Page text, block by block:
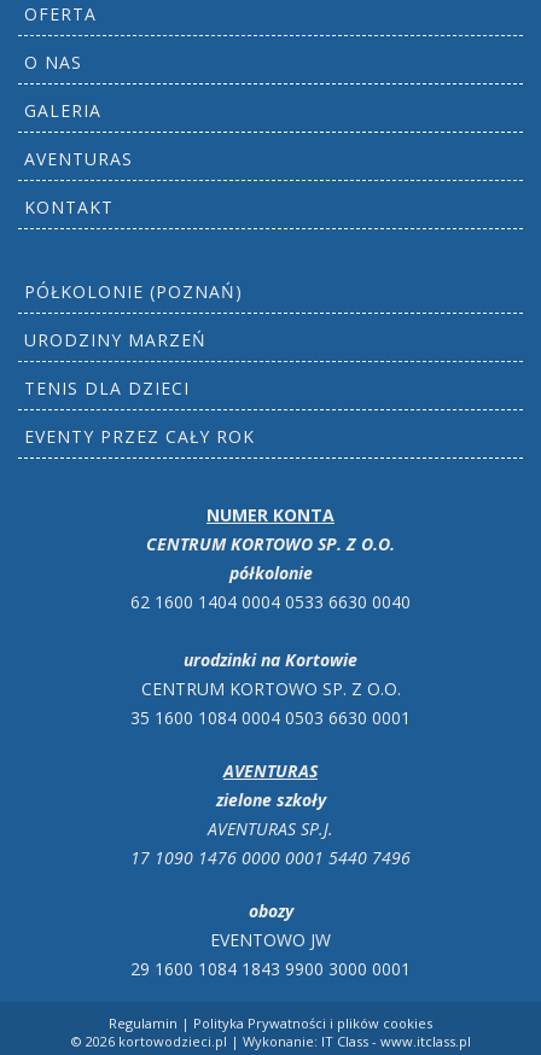
OFERTA
O NAS
GALERIA
AVENTURAS
KONTAKT
PÓŁKOLONIE (POZNAŃ)
URODZINY MARZEŃ
TENIS DLA DZIECI
EVENTY PRZEZ CAŁY ROK
NUMER KONTA
CENTRUM KORTOWO SP. Z O.O.
półkolonie
62 1600 1404 0004 0533 6630 0040
urodzinki na Kortowie
CENTRUM KORTOWO SP. Z O.O.
35 1600 1084 0004 0503 6630 0001
AVENTURAS
zielone szkoły
AVENTURAS SP.J.
17 1090 1476 0000 0001 5440 7496
obozy
EVENTOWO JW
29 1600 1084 1843 9900 3000 0001
Regulamin | Polityka Prywatności i plików cookies
© 2026 kortowodzieci.pl | Wykonanie: IT Class - www.itclass.pl